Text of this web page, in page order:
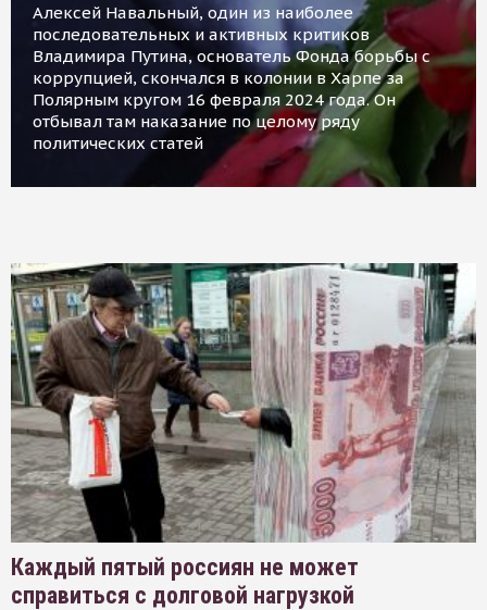
Алексей Навальный, один из наиболее
последовательных и активных критиков
Владимира Путина, основатель Фонда борьбы с
коррупцией, скончался в колонии в Харпе за
Полярным кругом 16 февраля 2024 года. Он
отбывал там наказание по целому ряду
политических статей
Каждый пятый россиян не может
справиться с долговой нагрузкой